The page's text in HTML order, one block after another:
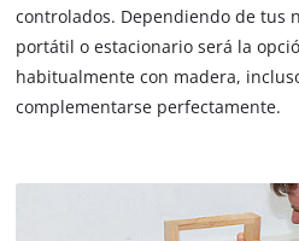
controlados. Dependiendo de tus
portátil o estacionario será la
habitualmente con madera,
complementarse perfectamente.